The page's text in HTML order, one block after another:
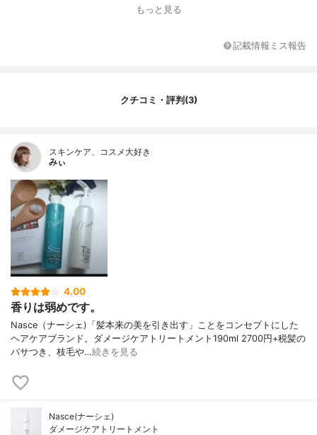
ル、アルギニン、ヒドロキシエチルセルロ
サルフェート、ツバキ種子油、アモジメチ
ドウタンパク、クオタニウム-33、コレステ
もっと見る
記載情報ミス報告
クチコミ・評判(3)
スキンケア、コスメ大好き
みぃ
4.00
香りは弱めです。
Nasce（ナーシェ)「髪本来の美を引き出す」ことをコンセプトにした
ヘアケアブランド。ダメージケアトリートメント190ml 2700円+税髪の
パサつき、枝毛や…続きを見る
Nasce(ナーシェ)
ダメージケアトリートメント